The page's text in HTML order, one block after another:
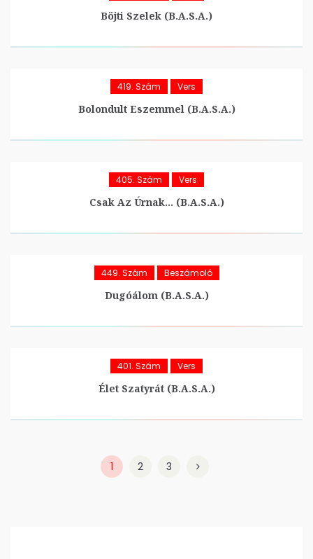
Böjti Szelek (B.A.S.A.)
419. Szám Vers
Bolondult Eszemmel (B.A.S.A.)
405. Szám Vers
Csak Az Úrnak… (B.A.S.A.)
449. Szám Beszámoló
Dugóálom (B.A.S.A.)
401. Szám Vers
Élet Szatyrát (B.A.S.A.)
1 2 3